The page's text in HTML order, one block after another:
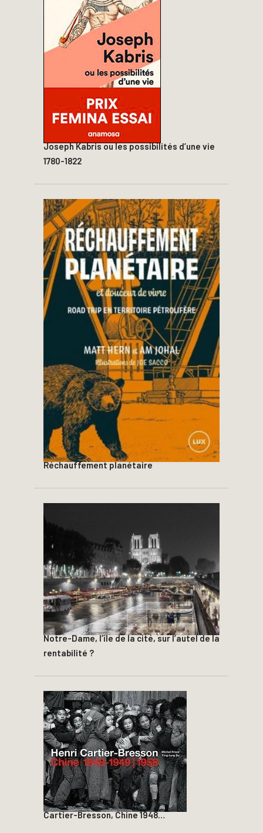
Joseph Kabris ou les possibilités d’une vie
1780-1822
Réchauffement planétaire
Notre-Dame, l’île de la cité, sur l’autel de la
rentabilité ?
Cartier-Bresson, Chine 1948…